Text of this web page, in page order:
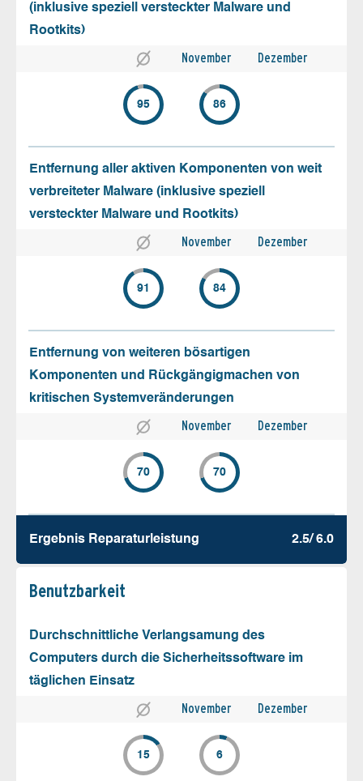
(inklusive speziell versteckter Malware und
Rootkits)
November Dezember
95 86
Entfernung aller aktiven Komponenten von weit
verbreiteter Malware (inklusive speziell
versteckter Malware und Rootkits)
November Dezember
91 84
Entfernung von weiteren bösartigen
Komponenten und Rückgängigmachen von
kritischen Systemveränderungen
November Dezember
70 70
Ergebnis Reparatur­leistung 2.5/ 6.0
Benutz­barkeit
Durchschnittliche Verlangsamung des
Computers durch die Sicherheitssoftware im
täglichen Einsatz
November Dezember
15 6